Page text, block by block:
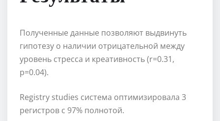
Полученные данные позволяют выдвинуть
гипотезу о наличии отрицательной между
уровень стресса и креативность (r=0.31,
p=0.04).
Registry studies система оптимизировала 3
регистров с 97% полнотой.